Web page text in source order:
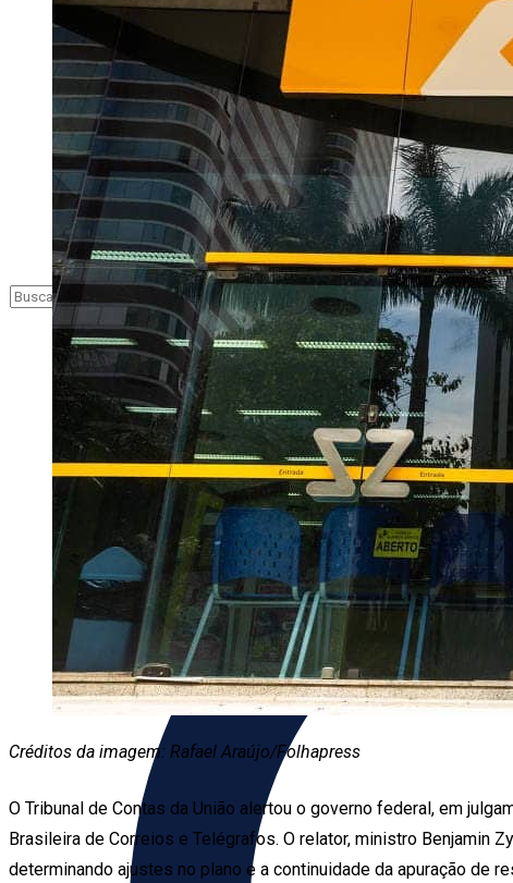
Créditos da imagem: Rafael Araújo/Folhapress
O Tribunal de Contas da União alertou o governo federal, em
Brasileira de Correios e Telégrafos. O relator, ministro Benjamin
determinando ajustes no plano e a continuidade da apuração de